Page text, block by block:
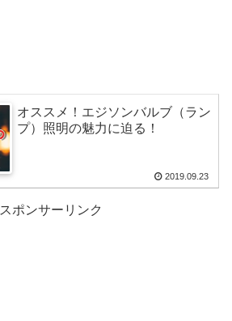
オススメ！エジソンバルブ（ラン
プ）照明の魅力に迫る！
2019.09.23
スポンサーリンク